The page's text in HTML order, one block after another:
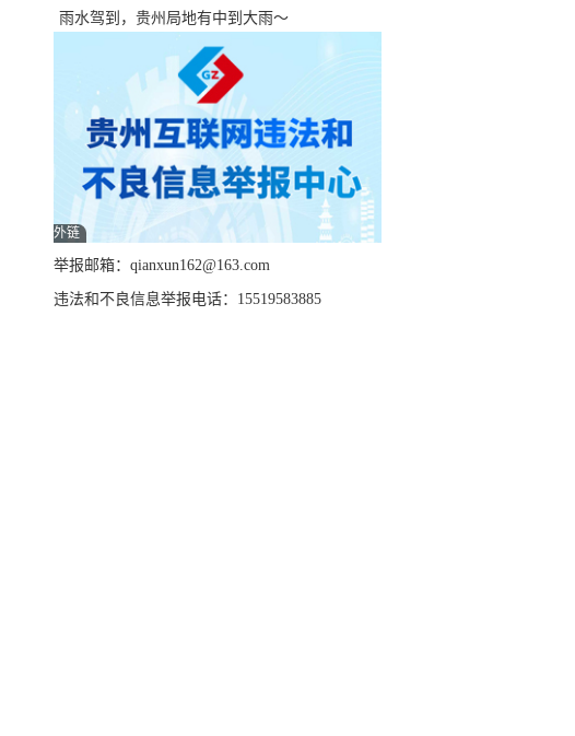
展，持续至1月19日
雨水驾到，贵州局地有中到大雨～
外链
举报邮箱：qianxun162@163.com
违法和不良信息举报电话：15519583885